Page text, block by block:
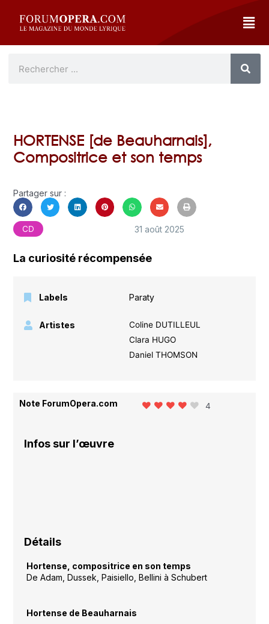
HORTENSE [de Beauharnais],
Compositrice et son temps
Partager sur :
CD 31 août 2025
La curiosité récompensée
Labels Paraty
Artistes
Coline DUTILLEUL
Clara HUGO
Daniel THOMSON
Note ForumOpera.com 4
Infos sur l’œuvre
Détails
Hortense, compositrice en son temps
De Adam, Dussek, Paisiello, Bellini à Schubert
Hortense de Beauharnais